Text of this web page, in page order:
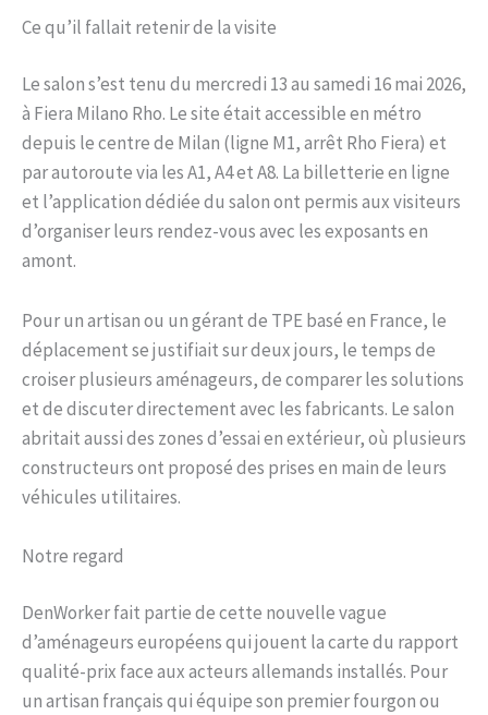
Ce qu’il fallait retenir de la visite
Le salon s’est tenu du mercredi 13 au samedi 16 mai 2026,
à Fiera Milano Rho. Le site était accessible en métro
depuis le centre de Milan (ligne M1, arrêt Rho Fiera) et
par autoroute via les A1, A4 et A8. La billetterie en ligne
et l’application dédiée du salon ont permis aux visiteurs
d’organiser leurs rendez-vous avec les exposants en
amont.
Pour un artisan ou un gérant de TPE basé en France, le
déplacement se justifiait sur deux jours, le temps de
croiser plusieurs aménageurs, de comparer les solutions
et de discuter directement avec les fabricants. Le salon
abritait aussi des zones d’essai en extérieur, où plusieurs
constructeurs ont proposé des prises en main de leurs
véhicules utilitaires.
Notre regard
DenWorker fait partie de cette nouvelle vague
d’aménageurs européens qui jouent la carte du rapport
qualité-prix face aux acteurs allemands installés. Pour
un artisan français qui équipe son premier fourgon ou